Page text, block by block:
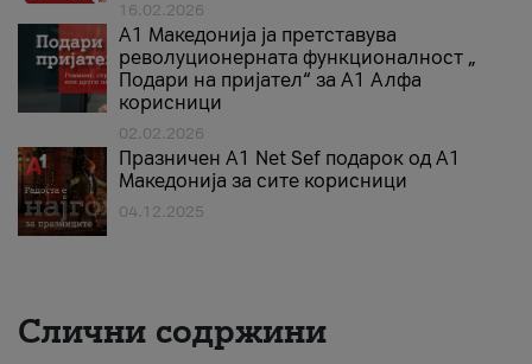
16.02.2026
А1 Македонија ја претставува
револуционерната функционалност „
Подари на пријател“ за А1 Алфа
корисници
02.02.2026
Празничен A1 Net Sеf подарок од А1
Македонија за сите корисници
04.12.2025
Слични содржини